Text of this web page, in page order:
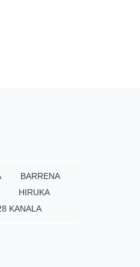
BARRENA
HIRUKA
KANALA